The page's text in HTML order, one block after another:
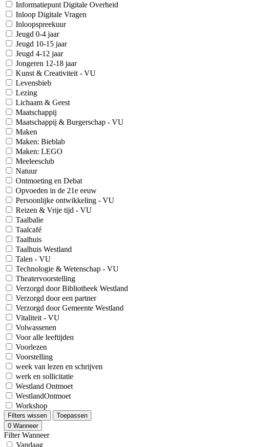
Informatiepunt Digitale Overheid
Inloop Digitale Vragen
Inloopspreekuur
Jeugd 0-4 jaar
Jeugd 10-15 jaar
Jeugd 4-12 jaar
Jongeren 12-18 jaar
Kunst & Creativiteit - VU
Levensbieb
Lezing
Lichaam & Geest
Maatschappij
Maatschappij & Burgerschap - VU
Maken
Maken: Bieblab
Maken: LEGO
Meeleesclub
Natuur
Ontmoeting en Debat
Opvoeden in de 21e eeuw
Persoonlijke ontwikkeling - VU
Reizen & Vrije tijd - VU
Taalbalie
Taalcafé
Taalhuis
Taalhuis Westland
Talen - VU
Technologie & Wetenschap - VU
Theatervoorstelling
Verzorgd door Bibliotheek Westland
Verzorgd door een partner
Verzorgd door Gemeente Westland
Vitaliteit - VU
Volwassenen
Voor alle leeftijden
Voorlezen
Voorstelling
week van lezen en schrijven
werk en sollicitatie
Westland Ontmoet
WestlandOntmoet
Workshop
Filters wissen
Toepassen
0 Wanneer
Filter Wanneer
Vandaag